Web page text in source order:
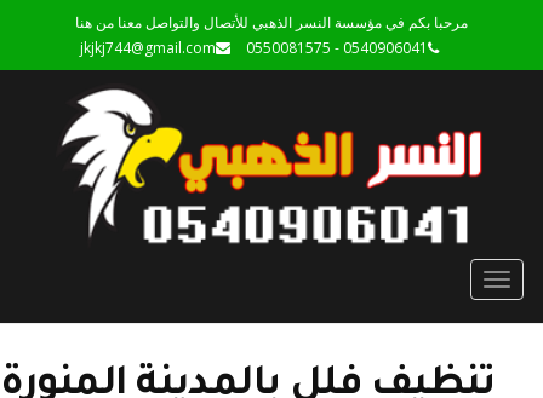
مرحبا بكم في مؤسسة النسر الذهبي للأتصال والتواصل معنا من هنا
0540906041 - 0550081575
jkjkj744@gmail.com
Toggle
تنظيف فلل بالمدينة المنورة